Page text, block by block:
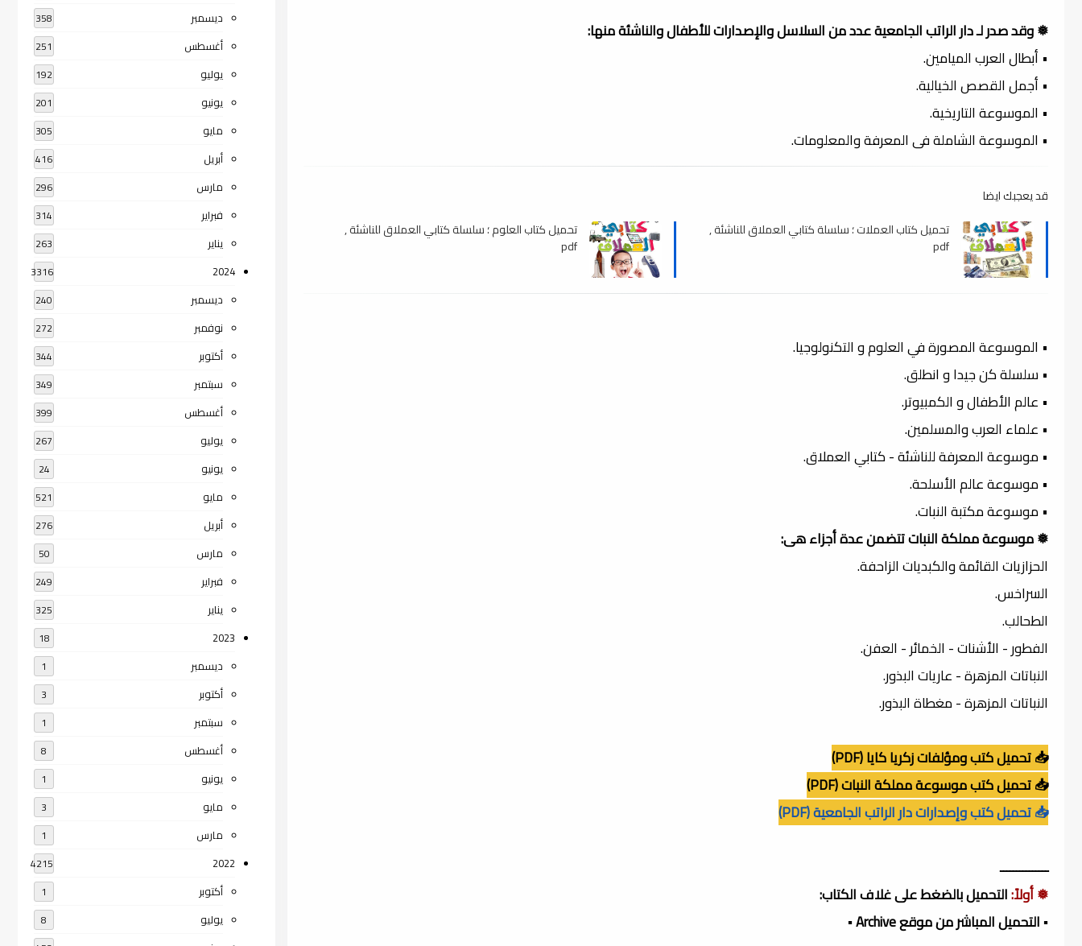
❅ وقد صدر لـ دار الراتب الجامعية عدد من السلاسل والإصدارات للأطفال والناشئة منها:
• أبطال العرب الميامين.
• أجمل القصص الخيالية.
• الموسوعة التاريخية.
• الموسوعة الشاملة فى المعرفة والمعلومات.
قد يعجبك ايضا
تحميل كتاب العملات ؛ سلسلة كتابي العملاق للناشئة ,
pdf
تحميل كتاب العلوم ؛ سلسلة كتابي العملاق للناشئة ,
pdf
• الموسوعة المصورة في العلوم و التكنولوجيا.
• سلسلة كن جيدا و انطلق.
• عالم الأطفال و الكمبيوتر.
• علماء العرب والمسلمين.
• موسوعة المعرفة للناشئة - كتابي العملاق.
• موسوعة عالم الأسلحة.
• موسوعة مكتبة النبات.
❅ موسوعة مملكة النبات تتضمن عدة أجزاء هى:
الحزازيات القائمة والكبديات الزاحفة.
السراخس.
الطحالب.
الفطور - الأشنات - الخمائر - العفن.
النباتات المزهرة - عاريات البذور.
النباتات المزهرة - مغطاة البذور.
📥 تحميل كتب ومؤلفات زكريا كايا (PDF)
📥 تحميل كتب موسوعة مملكة النبات (PDF)
📥 تحميل كتب وإصدارات دار الراتب الجامعية (PDF)
ـــــــــــــــ
❅ أولاً:التحميل بالضغط على غلاف الكتاب:
▪️ التحميل المباشر من موقع Archive ▪️
ديسمبر 358
أغسطس 251
يوليو 192
يونيو 201
مايو 305
أبريل 416
مارس 296
فبراير 314
يناير 263
2024
3316
ديسمبر 240
نوفمبر 272
أكتوبر 344
سبتمبر 349
أغسطس 399
يوليو 267
يونيو 24
مايو 521
أبريل 276
مارس 50
فبراير 249
يناير 325
2023
18
ديسمبر 1
أكتوبر 3
سبتمبر 1
أغسطس 8
يونيو 1
مايو 3
مارس 1
2022
4215
أكتوبر 1
يوليو 8